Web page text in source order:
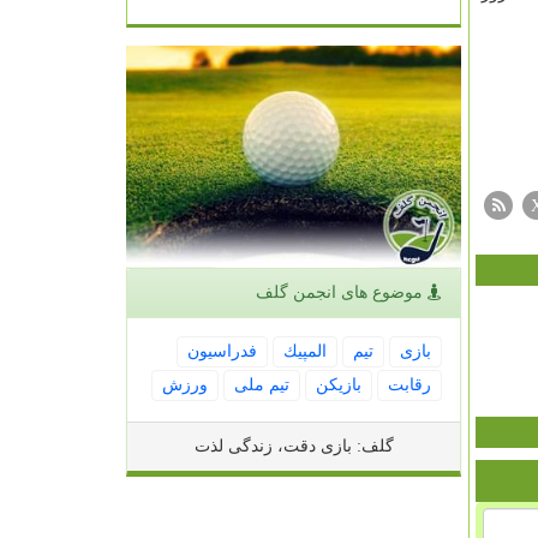
موضوع های انجمن گلف
بازی تیم المپیك
فدراسیون
رقابت
بازیكن تیم ملی ورزش
گلف: بازی دقت، زندگی لذت